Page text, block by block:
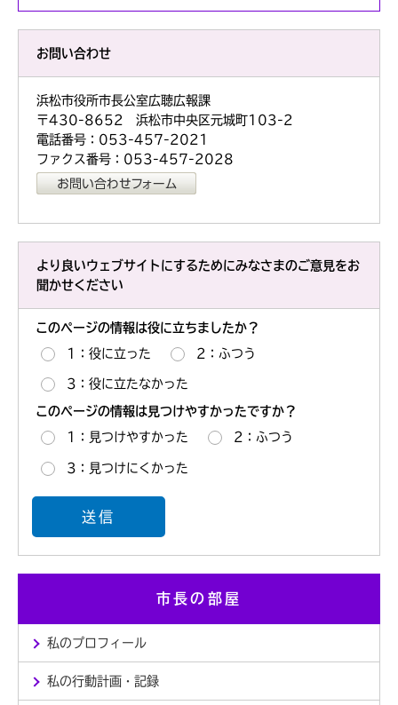
市長の部屋
私のプロフィール
私の行動計画・記録
お問い合わせ
浜松市役所市長公室広聴広報課
〒430-8652 浜松市中央区元城町103-2
電話番号：053-457-2021
ファクス番号：053-457-2028
より良いウェブサイトにするためにみなさまのご意見をお
聞かせください
このページの情報は役に立ちましたか？
1：役に立った 2：ふつう
3：役に立たなかった
このページの情報は見つけやすかったですか？
1：見つけやすかった 2：ふつう
3：見つけにくかった